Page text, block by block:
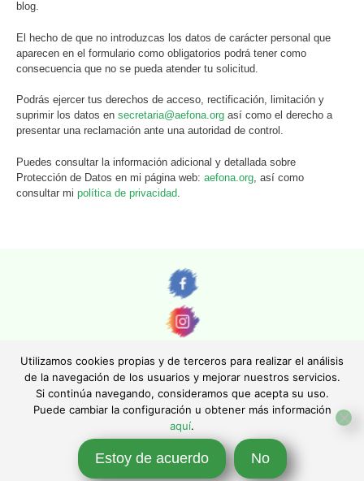
blog.
El hecho de que no introduzcas los datos de carácter personal que
aparecen en el formulario como obligatorios podrá tener como
consecuencia que no se pueda atender tu solicitud.
Podrás ejercer tus derechos de acceso, rectificación, limitación y
suprimir los datos en secretaria@aefona.org así como el derecho a
presentar una reclamación ante una autoridad de control.
Puedes consultar la información adicional y detallada sobre
Protección de Datos en mi página web: aefona.org , así como
consultar mi política de privacidad
© AEFONA 2011- 2026 | Todas las imágenes y textos son propiedad de sus
autores. Queda totalmente prohibida su reproducción.
Política de privacidad
Asociación Española de Fotográfos de Naturaleza - Asociación Inscrita en el
Registro Nacional de Asociaciones con el número 130247
Utilizamos cookies propias y de terceros para realizar el análisis
de la navegación de los usuarios y mejorar nuestros servicios.
Si continúa navegando, consideramos que acepta su uso.
Puede cambiar la configuración u obtener más información
aquí.
Estoy de acuerdo No